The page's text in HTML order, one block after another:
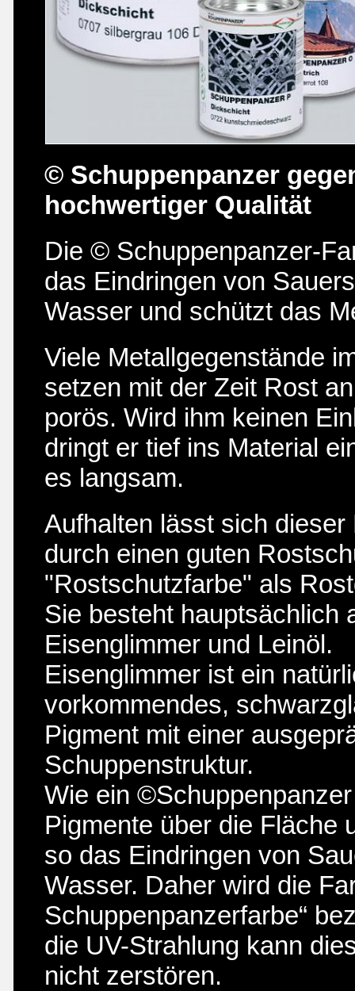
© Schuppenpanzer
hochwertiger Qualität
Die © Schuppenpanzer-
das Eindringen von
Wasser und schützt das
Viele Metallgegenstände
setzen mit der Zeit Rost
porös. Wird ihm keinen
dringt er tief ins Material
es langsam.
Aufhalten lässt sich
durch einen guten
"Rostschutzfarbe" als
Sie besteht hauptsächlich
Eisenglimmer und Leinöl.
Eisenglimmer ist ein
vorkommendes,
Pigment mit einer
Schuppenstruktur.
Wie ein
Pigmente über die Fläche
so das Eindringen von
Wasser. Daher wird die
Schuppenpanzerfarbe“
die UV-Strahlung kann
nicht zerstören.